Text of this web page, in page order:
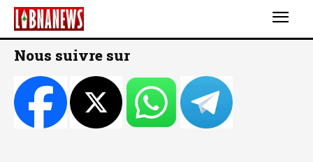
Nous suivre sur